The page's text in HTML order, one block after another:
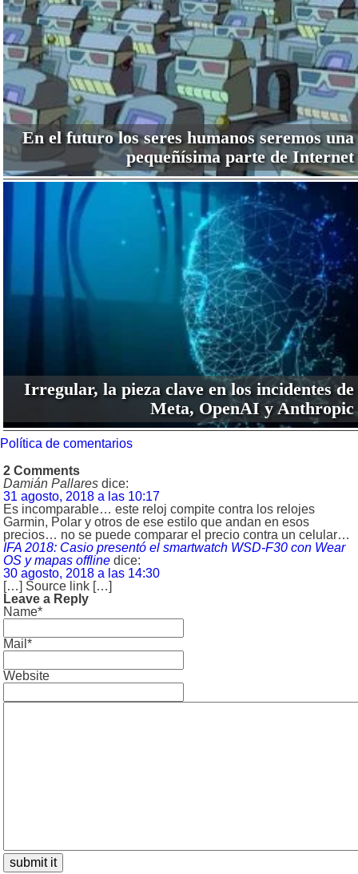
En el futuro los seres humanos seremos una
pequeñísima parte de Internet
Irregular, la pieza clave en los incidentes de
Meta, OpenAI y Anthropic
Política de comentarios
2 Comments
Damián Pallares dice:
31 agosto, 2018 a las 10:17
Es incomparable… este reloj compite contra los relojes
Garmin, Polar y otros de ese estilo que andan en esos
precios… no se puede comparar el precio contra un celular…
IFA 2018: Casio presentó el smartwatch WSD-F30 con Wear
OS y mapas offline dice:
30 agosto, 2018 a las 14:30
[…] Source link […]
Leave a Reply
Name*
Mail*
Website